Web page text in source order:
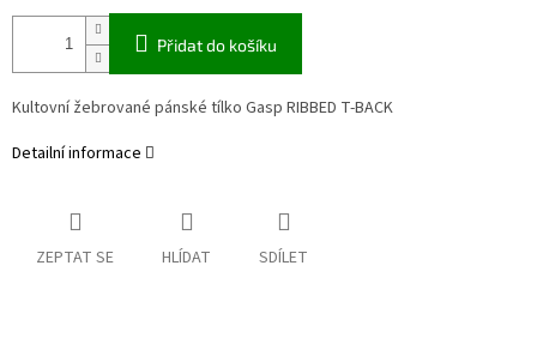
Přidat do košíku
Kultovní žebrované pánské tílko Gasp RIBBED T-BACK
Detailní informace
ZEPTAT SE HLÍDAT SDÍLET